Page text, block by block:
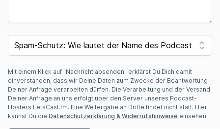
Ich finde es erstmal sehr bemerkenswert, dass
bin ehrlich, wir waren nicht klar, dass das so ein
großer Buchmarkt ist, weiß nur Bücher in Europa,
die erscheinen eventuell noch in Amerika oder im
im englischsprachigen Ausland. Ähm was hat's
SPAM CAPTCHA
Mit einem Klick auf "Nachricht absenden" erklärst Du Dich damit
einverstanden, dass wir Deine Daten zum Zwecke der Beantwortung
Deiner Anfrage verarbeiten dürfen. Die Verarbeitung und der Versand
Deiner Anfrage an uns erfolgt über den Server unseres Podcast-
Hosters LetsCast.fm. Eine Weitergabe an Dritte findet nicht statt. Hier
kannst Du die Datenschutzerklärung & Widerrufshinweise einsehen.